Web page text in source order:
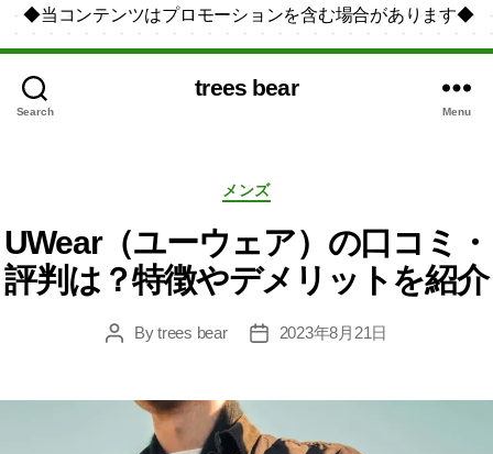
◆当コンテンツはプロモーションを含む場合があります◆
Search
trees bear
Menu
Categories
メンズ
UWear（ユーウェア）の口コミ・
評判は？特徴やデメリットを紹介
PostBytrees bear
Post2023年8月21日